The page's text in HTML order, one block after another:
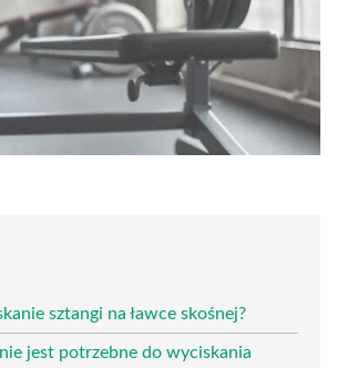
sztangi na ławce skośnej?
jest potrzebne do wyciskania